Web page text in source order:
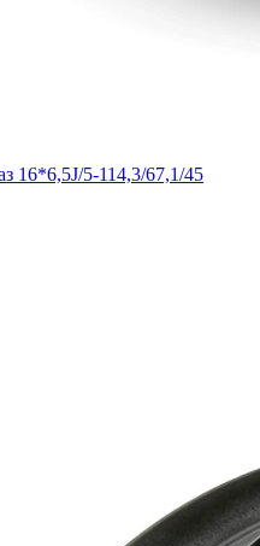
16*6,5J/5-114,3/67,1/45